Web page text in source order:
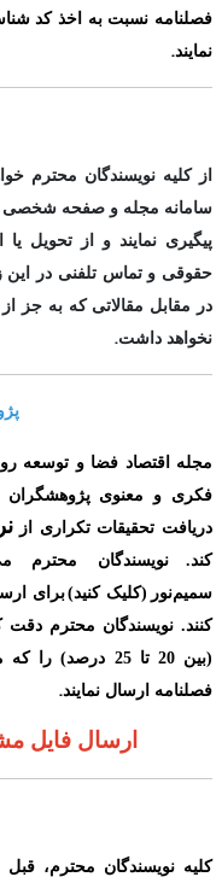
فصلنامه نسبت به اخذ کد
نمایند.
از کلیه نویسندگان محترم
سامانه مجله و صفحه شخصی
پیگیری نمایند و از تحویل
حقوقی و تماس تلفنی در این
در مقابل مقالاتی که به جز
نخواهد داشت.
مجله اقتصاد فضا و توسعه
فکری و معنوی پژوهشگران
دریافت تحقیقات تکراری از
کند.
نویسندگان محترم
سمیم‌نور (کلیک کنید)برای
کنند. نویسندگان محترم دقت
(بین 20 تا 25 درصد ) را که
فصلنامه ارسال نمایند.
ارسال فایل
کلیه نویسندگان محترم، قبل